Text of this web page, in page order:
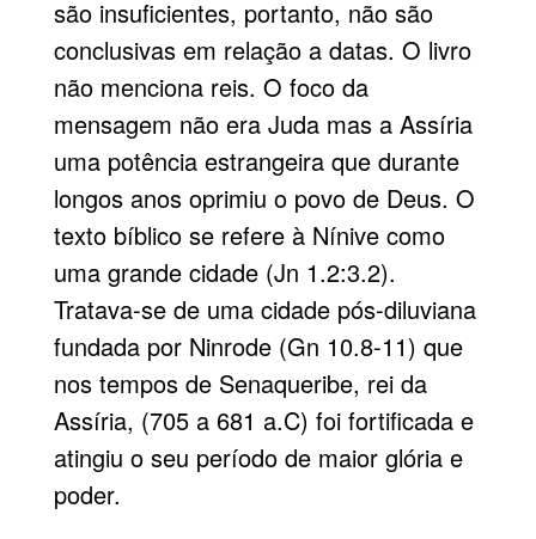
são insuficientes, portanto, não são
conclusivas em relação a datas. O livro
não menciona reis. O foco da
mensagem não era Juda mas a Assíria
uma potência estrangeira que durante
longos anos oprimiu o povo de Deus. O
texto bíblico se refere à Nínive como
uma grande cidade (Jn 1.2:3.2).
Tratava-se de uma cidade pós-diluviana
fundada por Ninrode (Gn 10.8-11) que
nos tempos de Senaqueribe, rei da
Assíria, (705 a 681 a.C) foi fortificada e
atingiu o seu período de maior glória e
poder.